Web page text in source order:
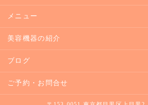
メニュー
美容機器の紹介
ブログ
ご予約・お問合せ